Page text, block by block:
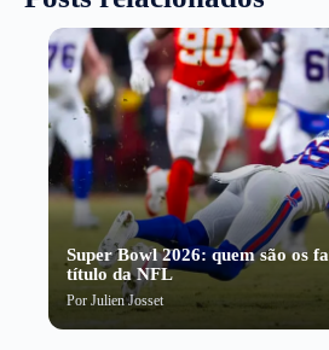
Super Bowl 2026: quem são os
título da NFL
Por Julien Josset